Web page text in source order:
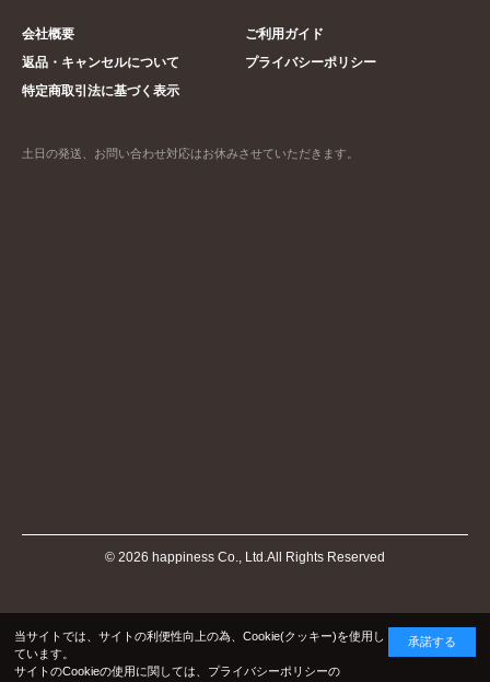
会社概要
ご利用ガイド
返品・キャンセルについて
プライバシーポリシー
特定商取引法に基づく表示
土日の発送、お問い合わせ対応はお休みさせていただきます。
© 2026 happiness Co., Ltd.All Rights Reserved
当サイトでは、サイトの利便性向上の為、Cookie(クッキー)を使用し
ています。
サイトのCookieの使用に関しては、プライバシーポリシーの
承諾する